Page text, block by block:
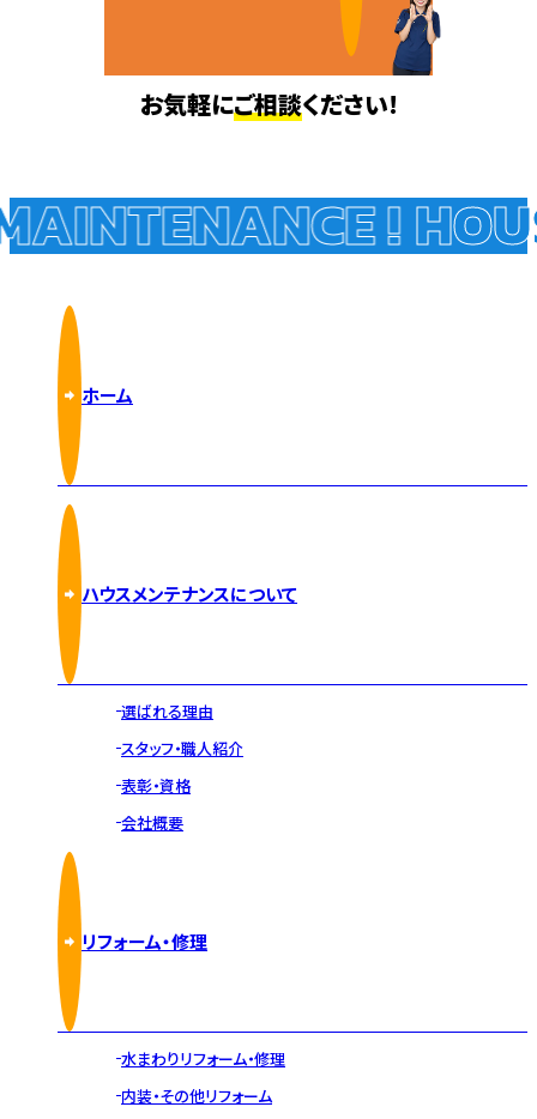
お気軽にご相談ください!
!
ホーム
ハウスメンテナンスについて
選ばれる理由
スタッフ・職人紹介
表彰・資格
会社概要
リフォーム・修理
水まわりリフォーム・修理
内装・その他リフォーム